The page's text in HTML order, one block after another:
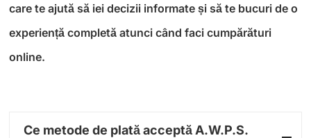
care te ajută să iei decizii informate și să te bucuri de o
experiență completă atunci când faci cumpărături
online.
Ce metode de plată acceptă A.W.P.S.